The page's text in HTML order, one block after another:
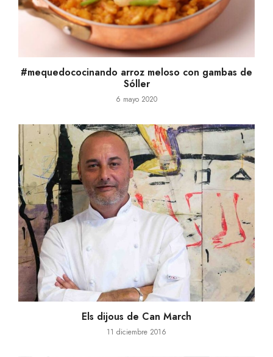
#mequedococinando arroz meloso con gambas de
Sóller
6 mayo 2020
Els dijous de Can March
11 diciembre 2016